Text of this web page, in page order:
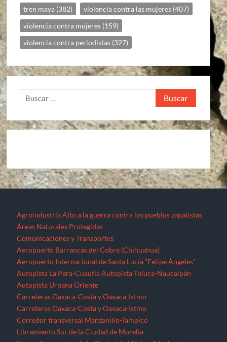
tren maya (382) violencia contra las mujeres (407)
violencia contra mujeres (159)
violencia contra periodistas (327)
Buscar:
Agroindustria Alto a la guerra contra los pueblos zapatistas
Áreas Naturales Protegidas
Comunicaciones y Transportes
Aeropuerto Barrancas del Cobre (Chihuahua)
Aeropuerto Internacional de Santa Lucía “Felipe Ángeles”
Autopista La Pera-Cuautla Autopista Toluca-Naucalpán
Autopista Urbana Oriente
Carreteras Oaxaca-Costa y Oaxaca-Istmo
Carreteras Oaxaca-Costa y Oaxaca-Istmo
Corredor transversal Manzanillo-Tampico
Libramiento Sur de la Ciudad de Morelia